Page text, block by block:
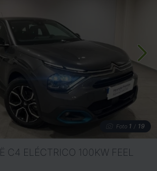
Foto 1 / 19
Ë C4 ELÉCTRICO 100KW FEEL